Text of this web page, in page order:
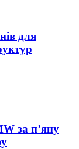
для
за п’яну